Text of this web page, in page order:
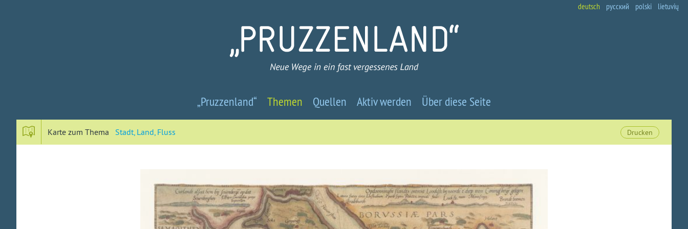
deutsch русский polski lietuvių
-
Neue
in
ein
„Pruzzenland“ Themen Quellen Aktiv werden Über diese Seite
Karte zum Thema Stadt, Land, Fluss Drucken